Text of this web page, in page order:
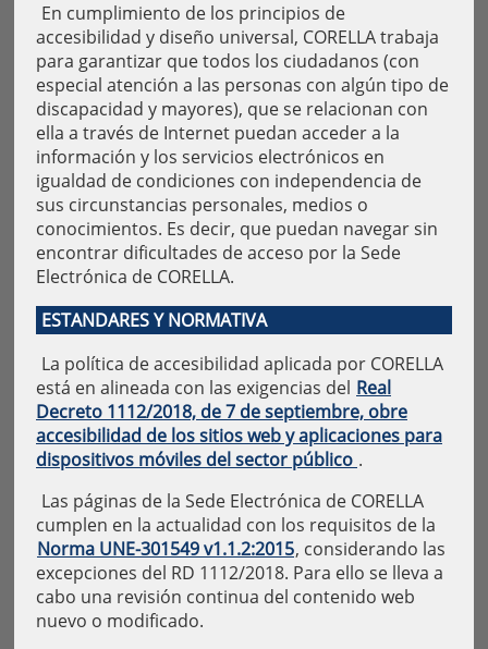
En cumplimiento de los principios de
accesibilidad y diseño universal, CORELLA trabaja
para garantizar que todos los ciudadanos (con
especial atención a las personas con algún tipo de
discapacidad y mayores), que se relacionan con
ella a través de Internet puedan acceder a la
información y los servicios electrónicos en
igualdad de condiciones con independencia de
sus circunstancias personales, medios o
conocimientos. Es decir, que puedan navegar sin
encontrar dificultades de acceso por la Sede
Electrónica de CORELLA.
ESTANDARES Y NORMATIVA
La política de accesibilidad aplicada por CORELLA
está en alineada con las exigencias del Real
Decreto 1112/2018, de 7 de septiembre, obre
accesibilidad de los sitios web y aplicaciones para
dispositivos móviles del sector público .
Las páginas de la Sede Electrónica de CORELLA
cumplen en la actualidad con los requisitos de la
Norma UNE-301549 v1.1.2:2015, considerando las
excepciones del RD 1112/2018. Para ello se lleva a
cabo una revisión continua del contenido web
nuevo o modificado.